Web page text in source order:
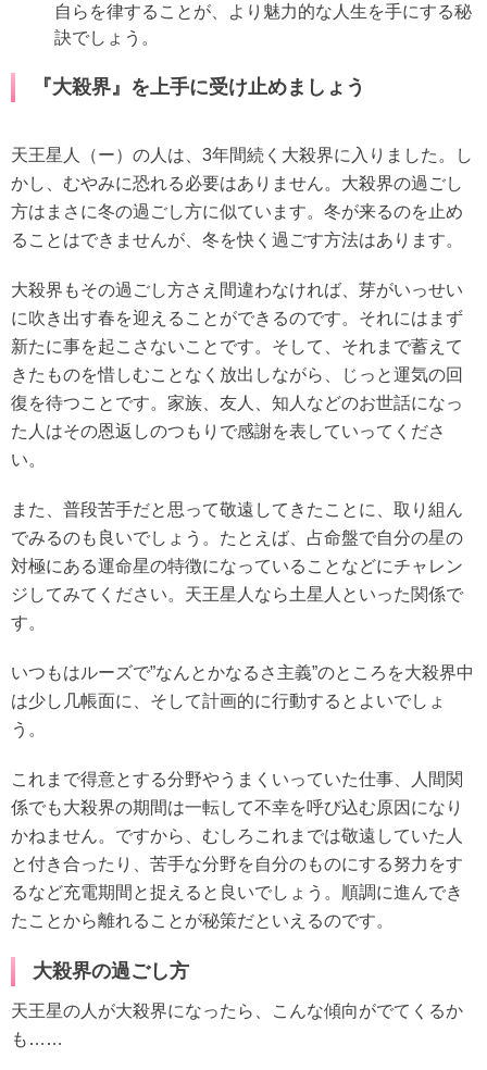
自らを律することが、より魅力的な人生を手にする秘
訣でしょう。
『大殺界』を上手に受け止めましょう
天王星人（ー）の人は、3年間続く大殺界に入りました。し
かし、むやみに恐れる必要はありません。大殺界の過ごし
方はまさに冬の過ごし方に似ています。冬が来るのを止め
ることはできませんが、冬を快く過ごす方法はあります。
大殺界もその過ごし方さえ間違わなければ、芽がいっせい
に吹き出す春を迎えることができるのです。それにはまず
新たに事を起こさないことです。そして、それまで蓄えて
きたものを惜しむことなく放出しながら、じっと運気の回
復を待つことです。家族、友人、知人などのお世話になっ
た人はその恩返しのつもりで感謝を表していってくださ
い。
また、普段苦手だと思って敬遠してきたことに、取り組ん
でみるのも良いでしょう。たとえば、占命盤で自分の星の
対極にある運命星の特徴になっていることなどにチャレン
ジしてみてください。天王星人なら土星人といった関係で
す。
いつもはルーズで”なんとかなるさ主義”のところを大殺界中
は少し几帳面に、そして計画的に行動するとよいでしょ
う。
これまで得意とする分野やうまくいっていた仕事、人間関
係でも大殺界の期間は一転して不幸を呼び込む原因になり
かねません。ですから、むしろこれまでは敬遠していた人
と付き合ったり、苦手な分野を自分のものにする努力をす
るなど充電期間と捉えると良いでしょう。順調に進んでき
たことから離れることが秘策だといえるのです。
大殺界の過ごし方
天王星の人が大殺界になったら、こんな傾向がでてくるか
も……